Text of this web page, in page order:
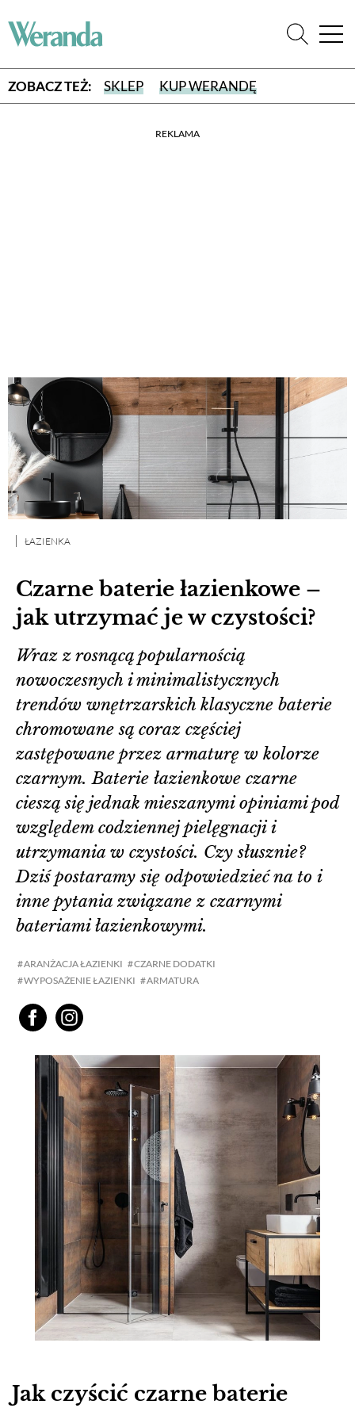
ZOBACZ TEŻ: SKLEP KUP WERANDĘ
REKLAMA
Czarne baterie łazienkowe –
jak utrzymać je w czystości?
ŁAZIENKA
ARANŻACJA ŁAZIENKI
CZARNE DODATKI
WYPOSAŻENIE ŁAZIENKI
ARMATURA
Wraz z rosnącą popularnością
nowoczesnych i minimalistycznych
trendów wnętrzarskich klasyczne baterie
chromowane są coraz częściej
zastępowane przez armaturę w kolorze
czarnym. Baterie łazienkowe czarne
cieszą się jednak mieszanymi opiniami pod
względem codziennej pielęgnacji i
utrzymania w czystości. Czy słusznie?
Dziś postaramy się odpowiedzieć na to i
inne pytania związane z czarnymi
bateriami łazienkowymi.
​Jak czyścić czarne baterie